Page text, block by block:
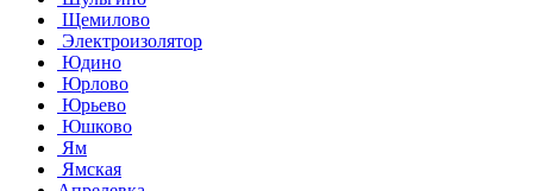
Щемилово
Электроизолятор
Юдино
Юрлово
Юрьево
Юшково
Ям
Ямская